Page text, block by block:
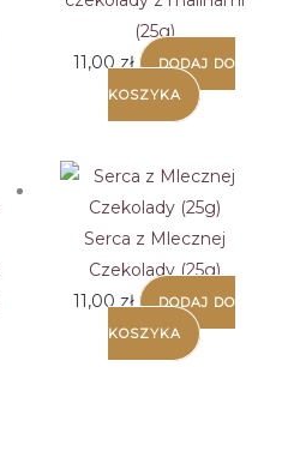
(25g)
11,00 zł
DODAJ DO
KOSZYKA
Serca z Mlecznej
Czekolady (25g)
11,00 zł
DODAJ DO
KOSZYKA